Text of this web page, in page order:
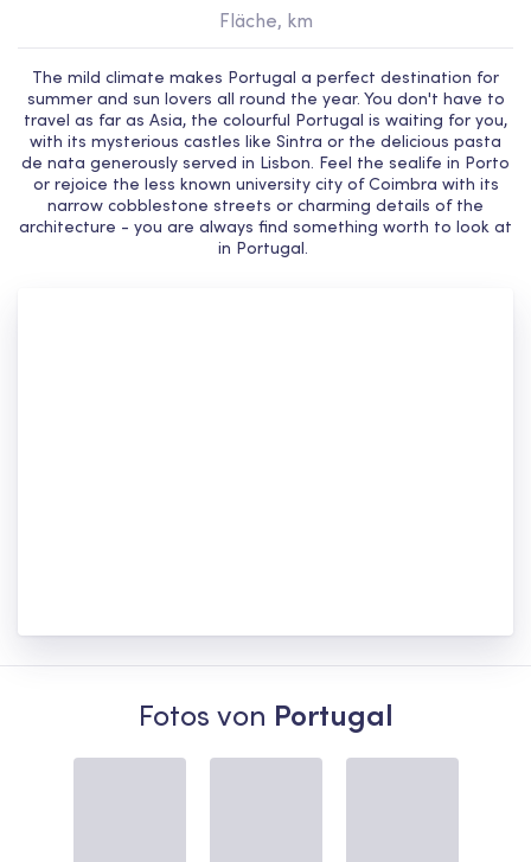
Fläche, km
The mild climate makes Portugal a perfect destination for
summer and sun lovers all round the year. You don't have to
travel as far as Asia, the colourful Portugal is waiting for you,
with its mysterious castles like Sintra or the delicious pasta
de nata generously served in Lisbon. Feel the sealife in Porto
or rejoice the less known university city of Coimbra with its
narrow cobblestone streets or charming details of the
architecture - you are always find something worth to look at
in Portugal.
Fotos von Portugal